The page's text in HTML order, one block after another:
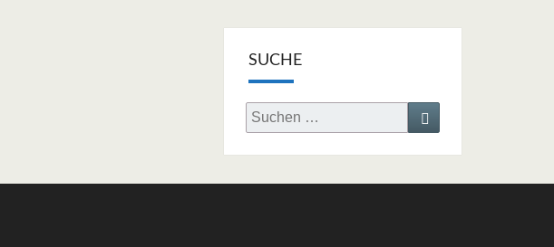
SUCHE
Search
for:
Search